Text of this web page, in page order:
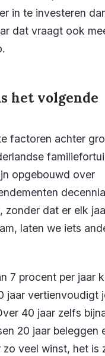
in te investeren
dat vraagt ook
het volgende
factoren achter
opgebouwd over
zonder dat er elk
laten we iets
7 procent per jaar
jaar vertienvoudigt
40 jaar zelfs
20 jaar beleggen
veel winst, het is